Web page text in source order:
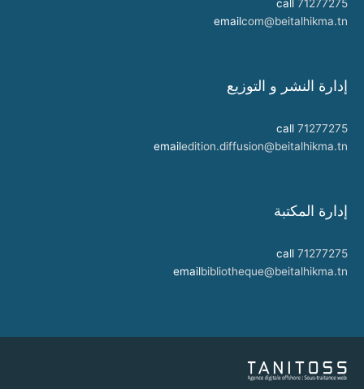
call 71277275
emailcom@beitalhikma.tn
إدارة النشر و التوزيع
call 71277275
emailedition.diffusion@beitalhikma.tn
إدارة المكتبة
call 71277275
emailbibliotheque@beitalhikma.tn